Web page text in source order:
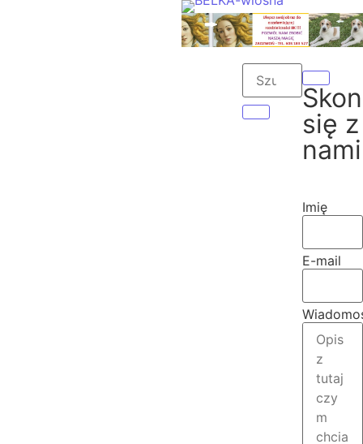
się z
Imię
E-mail